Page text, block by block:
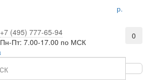
р.
+7 (495) 777-65-94
Пн-Пт: 7.00-17.00 по МСК
0